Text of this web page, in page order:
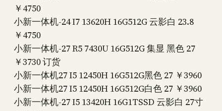
￥4750
小新一体机-24 I7 13620H 16G512G 云影白 23.8
￥4750
小新一体机-27 R5 7430U 16G512G 集显 黑色 27
￥3730 订货
小新一体机27 I5 12450H 16G512G黑色 27 ￥3960
小新一体机27 I5 12450H 16G512G白色 27 ￥3960
小新一体机-27 I5 13420H 16G1TSSD 云影白 27寸